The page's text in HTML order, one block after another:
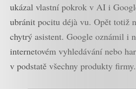
ukázal vlastní pokrok v AI i
ubránit pocitu déjà vu. Opět totiž
chytrý asistent. Google oznámil i
internetovém vyhledávání nebo
v podstatě všechny produkty firmy.